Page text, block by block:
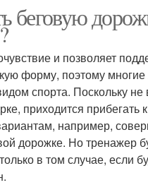
беговую
и позволяет
форму, поэтому
спорта. Поскольку не
приходится прибегать к
например,
дорожке. Но тренажер
в том случае, если